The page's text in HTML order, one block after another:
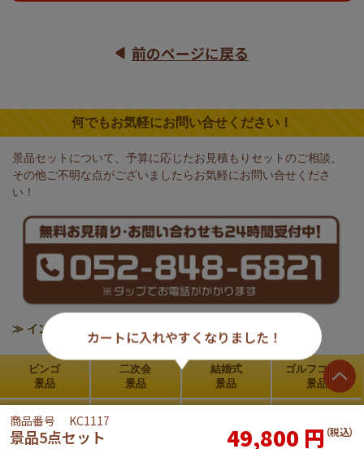
カートに入れやすくなりました！
商品番号 KC1117
景品5点セット 49,800 円 （税込）
前のページに戻る
何でもお気軽にお問い合せください！
景品セットについて、予算に応じたお見積もりセットのご相談、
その他ご不明な点がございましたらお気軽にお問い合せくださ
い！
≫ インボイス制度の対応について
ビンゴ
景品
二次会
景品
結婚式
景品
ゴルフコンペ
景品
新年会
景品
ガイド
ご質問